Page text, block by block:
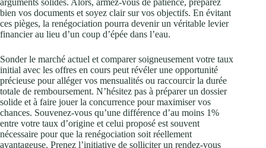
arguments solides. Alors, armez-vous de patience, préparez
bien vos documents et soyez clair sur vos objectifs. En évitant
ces pièges, la renégociation pourra devenir un véritable levier
financier au lieu d’un coup d’épée dans l’eau.
Sonder le marché actuel et comparer soigneusement votre taux
initial avec les offres en cours peut révéler une opportunité
précieuse pour alléger vos mensualités ou raccourcir la durée
totale de remboursement. N’hésitez pas à préparer un dossier
solide et à faire jouer la concurrence pour maximiser vos
chances. Souvenez-vous qu’une différence d’au moins 1%
entre votre taux d’origine et celui proposé est souvent
nécessaire pour que la renégociation soit réellement
avantageuse. Prenez l’initiative de solliciter un rendez-vous